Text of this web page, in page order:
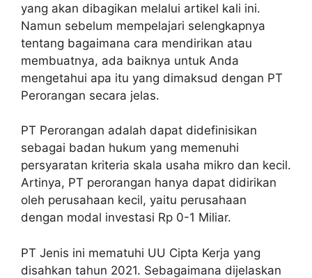
yang akan dibagikan melalui artikel kali ini.
Namun sebelum mempelajari selengkapnya
tentang bagaimana cara mendirikan atau
membuatnya, ada baiknya untuk Anda
mengetahui apa itu yang dimaksud dengan PT
Perorangan secara jelas.
PT Perorangan adalah dapat didefinisikan
sebagai badan hukum yang memenuhi
persyaratan kriteria skala usaha mikro dan kecil.
Artinya, PT perorangan hanya dapat didirikan
oleh perusahaan kecil, yaitu perusahaan
dengan modal investasi Rp 0-1 Miliar.
PT Jenis ini mematuhi UU Cipta Kerja yang
disahkan tahun 2021. Sebagaimana dijelaskan